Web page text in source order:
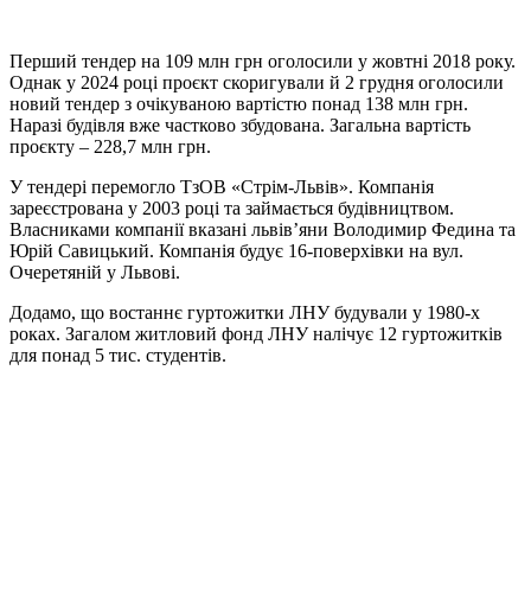
Перший тендер на 109 млн грн оголосили у жовтні 2018 року.
Однак у 2024 році проєкт скоригували й 2 грудня оголосили
новий тендер з очікуваною вартістю понад 138 млн грн.
Наразі будівля вже частково збудована. Загальна вартість
проєкту – 228,7 млн грн.
У тендері перемогло ТзОВ «Стрім-Львів». Компанія
зареєстрована у 2003 році та займається будівництвом.
Власниками компанії вказані львівʼяни Володимир Федина та
Юрій Савицький. Компанія будує 16-поверхівки на вул.
Очеретяній у Львові.
Додамо, що востаннє гуртожитки ЛНУ будували у 1980-х
роках. Загалом житловий фонд ЛНУ налічує 12 гуртожитків
для понад 5 тис. студентів.